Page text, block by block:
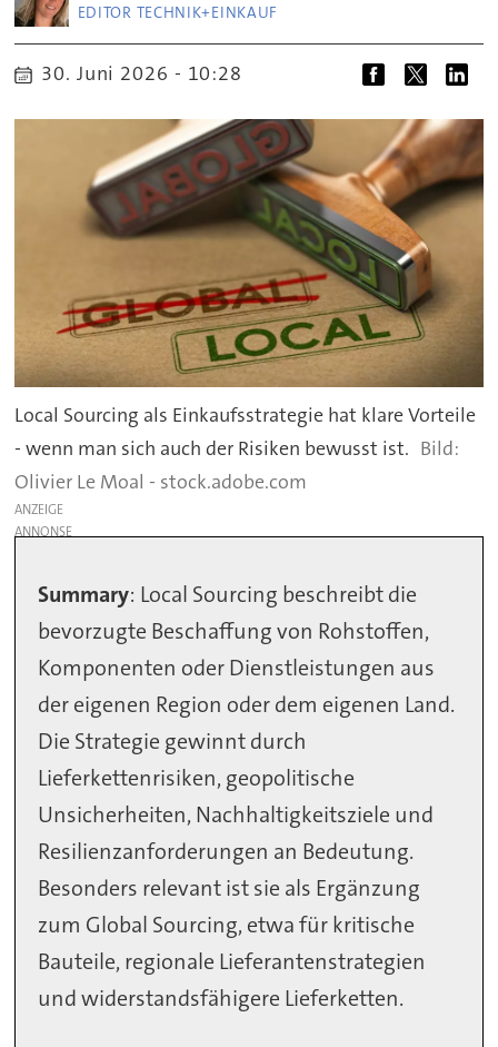
EDITOR TECHNIK+EINKAUF
30. Juni 2026 - 10:28
Local Sourcing als Einkaufsstrategie hat klare Vorteile
- wenn man sich auch der Risiken bewusst ist.
Olivier Le Moal - stock.adobe.com
ANZEIGE
Summary: Local Sourcing beschreibt die
bevorzugte Beschaffung von Rohstoffen,
Komponenten oder Dienstleistungen aus
der eigenen Region oder dem eigenen Land.
Die Strategie gewinnt durch
Lieferkettenrisiken, geopolitische
Unsicherheiten, Nachhaltigkeitsziele und
Resilienzanforderungen an Bedeutung.
Besonders relevant ist sie als Ergänzung
zum Global Sourcing, etwa für kritische
Bauteile, regionale Lieferantenstrategien
und widerstandsfähigere Lieferketten.